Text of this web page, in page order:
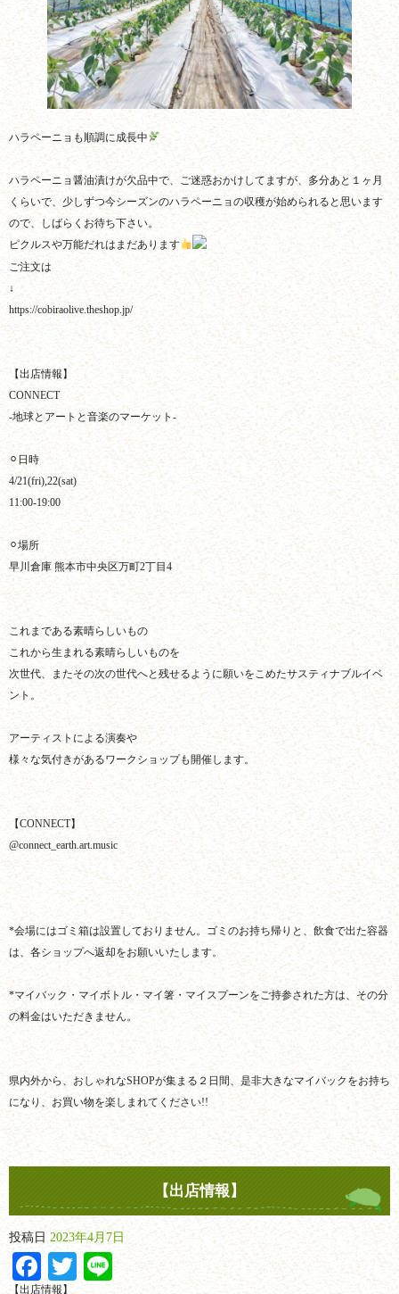
ハラペーニョも順調に成長中
ハラペーニョ醤油漬けが欠品中で、ご迷惑おかけしてますが、多分あと１ヶ月
くらいで、少しずつ今シーズンのハラペーニョの収穫が始められると思います
ので、しばらくお待ち下さい。
ピクルスや万能だれはまだあります
ご注文は
↓
https://cobiraolive.theshop.jp/
【出店情報】
CONNECT
-地球とアートと音楽のマーケット-
⚪︎日時
4/21(fri),22(sat)
11:00-19:00
⚪︎場所
早川倉庫 熊本市中央区万町2丁目4
これまである素晴らしいもの
これから生まれる素晴らしいものを
次世代、またその次の世代へと残せるように願いをこめたサスティナブルイベ
ント。
アーティストによる演奏や
様々な気付きがあるワークショップも開催します。
【CONNECT】
@connect_earth.art.music
*会場にはゴミ箱は設置しておりません。ゴミのお持ち帰りと、飲食で出た容器
は、各ショップへ返却をお願いいたします。
*マイバック・マイボトル・マイ箸・マイスプーンをご持参された方は、その分
の料金はいただきません。
県内外から、おしゃれなSHOPが集まる２日間、是非大きなマイバックをお持ち
になり、お買い物を楽しまれてください!!
【出店情報】
投稿日 2023年4月7日
Facebook
Twitter
Line
【出店情報】